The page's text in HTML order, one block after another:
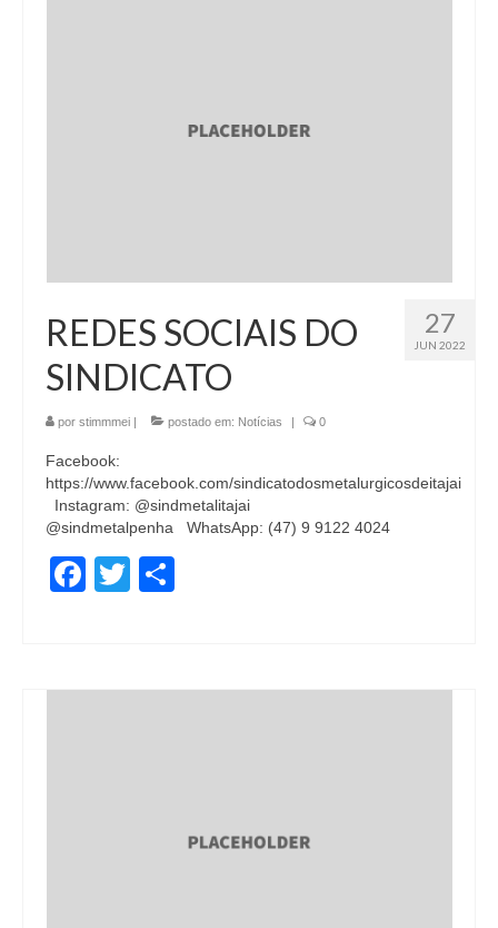
27
JUN 2022
REDES SOCIAIS DO
SINDICATO
por stimmmei postado em: Notícias 0
Facebook:
https://www.facebook.com/sindicatodosmetalurgicosdeitajai
Instagram: @sindmetalitajai
@sindmetalpenha WhatsApp: (47) 9 9122 4024
Facebook
Twitter